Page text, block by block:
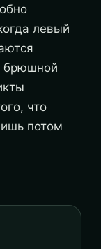
левый
брюшной
что
потом